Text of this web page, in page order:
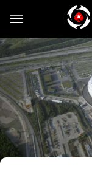
Vai al contenuto